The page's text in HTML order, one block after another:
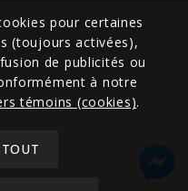
pour certaines
(toujours activées),
de publicités ou
à notre
témoins (cookies).